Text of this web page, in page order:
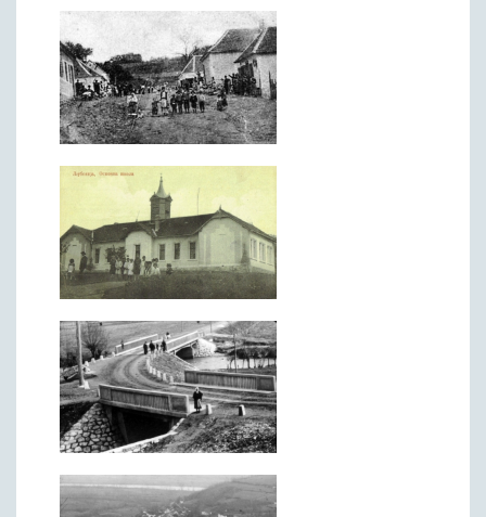
Образовање
Здравствена заштита
Културни живот
Социјална заштита
Спорт
Удружењa
Државна управа и администрација
ГАЛЕРИЈА
Љубовија
Природа у Азбуковици
ВЕСТИ
ТУРИЗАМ
Соко град
Римски мост
Кањон Трешњице